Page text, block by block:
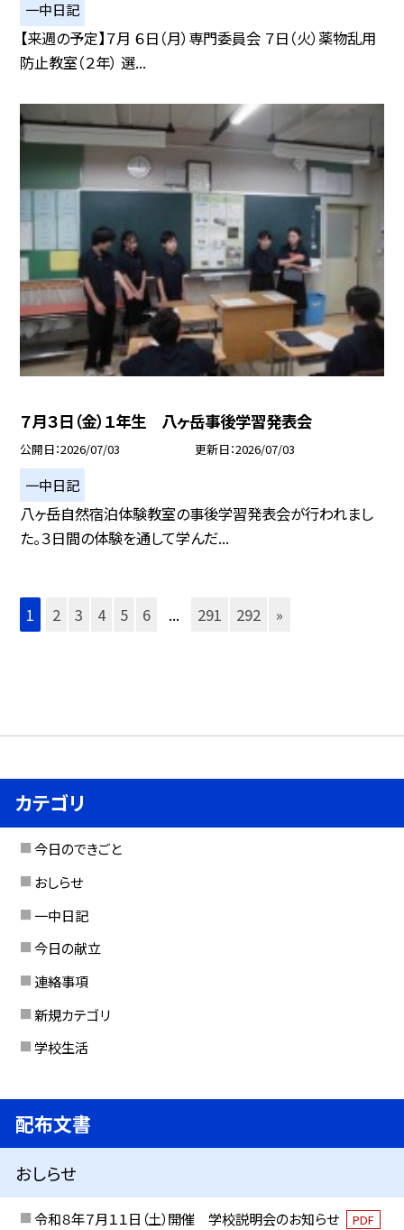
一中日記
【来週の予定】７月 ６日（月）専門委員会 ７日（火）薬物乱用
防止教室（２年） 選...
７月３日（金）１年生 八ヶ岳事後学習発表会
公開日 2026/07/03 更新日 2026/07/03
一中日記
八ヶ岳自然宿泊体験教室の事後学習発表会が行われまし
た。３日間の体験を通して学んだ...
1 2 3 4 5 6 ... 291 292 »
カテゴリ
今日のできごと
おしらせ
一中日記
今日の献立
連絡事項
新規カテゴリ
学校生活
配布文書
おしらせ
令和８年７月１１日（土）開催 学校説明会のお知らせ PDF